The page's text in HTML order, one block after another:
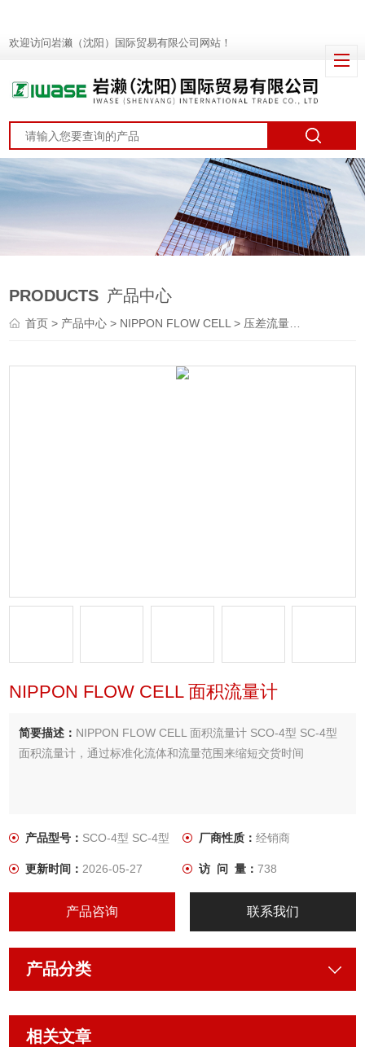
欢迎访问岩濑（沈阳）国际贸易有限公司网站！
PRODUCTS 产品中心
首页> 产品中心 > NIPPON FLOW CELL> 压差流量计
NIPPON FLOW CELL 面积流量计
简要描述： NIPPON FLOW CELL 面积流量计 SCO-4型 SC-4型
面积流量计，通过标准化流体和流量范围来缩短交货时间
产品型号： SCO-4型 SC-4型 厂商性质： 经销商
更新时间：2026-05-27 访 问 量： 738
产品咨询 联系我们
产品分类
相关文章